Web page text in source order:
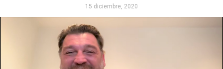
15 diciembre, 2020